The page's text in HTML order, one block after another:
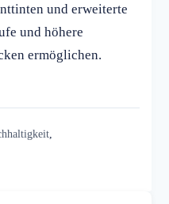
und erweiterte
und höhere
ermöglichen.